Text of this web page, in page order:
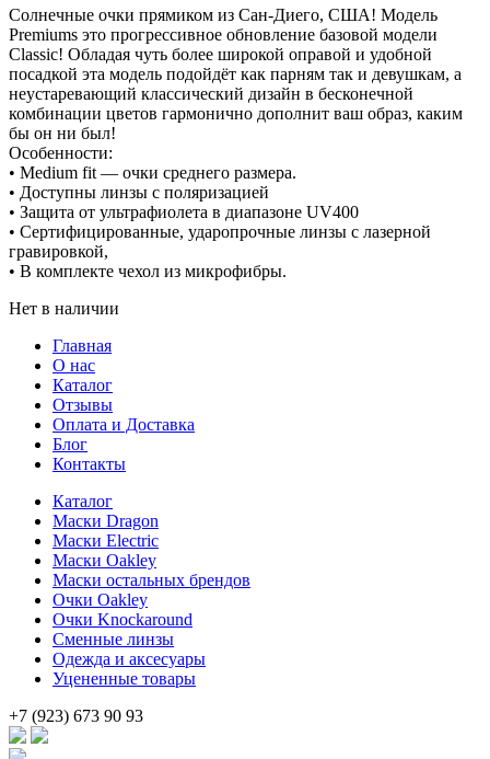
Солнечные очки прямиком из Сан-Диего, США! Модель
Premiums это прогрессивное обновление базовой модели
Classic! Обладая чуть более широкой оправой и удобной
посадкой эта модель подойдёт как парням так и девушкам, а
неустаревающий классический дизайн в бесконечной
комбинации цветов гармонично дополнит ваш образ, каким
бы он ни был!
Особенности:
• Medium fit — очки среднего размера.
• Доступны линзы с поляризацией
• Защита от ультрафиолета в диапазоне UV400
• Сертифицированные, ударопрочные линзы с лазерной
гравировкой,
• В комплекте чехол из микрофибры.
Нет в наличии
Главная
О нас
Каталог
Отзывы
Оплата и Доставка
Блог
Контакты
Каталог
Маски Dragon
Маски Electric
Маски Oakley
Маски остальных брендов
Очки Oakley
Очки Knockaround
Сменные линзы
Одежда и аксесуары
Уцененные товары
+7 (923) 673 90 93